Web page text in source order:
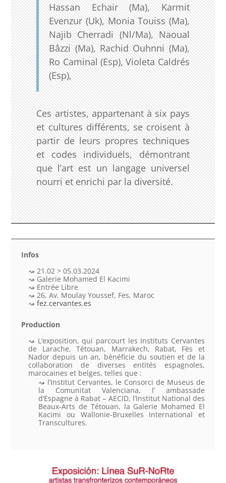
Hassan Echair (Ma), Karmit
Evenzur (Uk), Monia Touiss (Ma),
Najib Cherradi (Nl/Ma), Naoual
Bâzzi (Ma), Rachid Ouhnni (Ma),
Ro Caminal (Esp), Violeta Caldrés
(Esp),
Ces artistes, appartenant à six pays
et cultures différents, se croisent à
partir de leurs propres techniques
et codes individuels, démontrant
que l’art est un langage universel
nourri et enrichi par la diversité.
Infos
21.02 > 05.03.2024
Galerie Mohamed El Kacimi
Entrée Libre
26, Av. Moulay Youssef, Fes, Maroc
fez.cervantes.es
Production
L’exposition, qui parcourt les Instituts Cervantes
de Larache, Tétouan, Marrakech, Rabat, Fès et
Nador depuis un an, bénéficie du soutien et de la
collaboration de diverses entités espagnoles,
marocaines et belges, telles que :
l’Institut Cervantes, le Consorci de Museus de
la Comunitat Valenciana, l’ ambassade
d’Espagne à Rabat – AECID, l’Institut National des
Beaux-Arts de Tétouan, la Galerie Mohamed El
Kacimi ou Wallonie-Bruxelles International et
Transcultures.